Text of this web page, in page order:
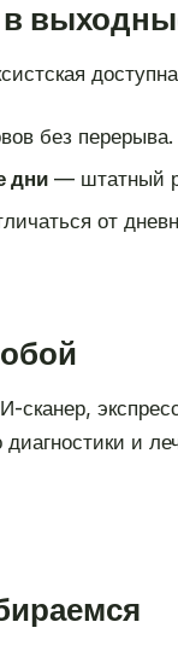
без перерыва.
дни— штатный
от
сканер,
и